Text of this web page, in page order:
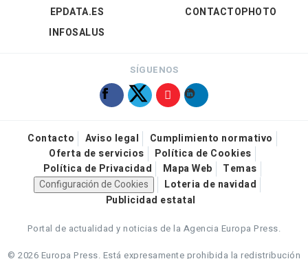
EPDATA.ES
INFOSALUS
CONTACTOPHOTO
SÍGUENOS
Contacto Aviso legal
Cumplimiento normativo
Oferta de servicios
Política de Cookies
Política de Privacidad
Mapa Web
Temas
Configuración de Cookies
Loteria de navidad
Publicidad estatal
Portal de actualidad y noticias de la Agencia Europa Press.
© 2026 Europa Press. Está expresamente prohibida la redistribución